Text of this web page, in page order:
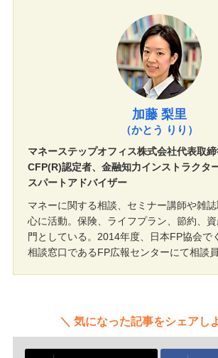
加藤 梨里
（かとう りり）
マネーステップオフィス株式会社代表取
CFP(R)認定者、金融知力インストラクタ
スパートアドバイザー
マネーに関する相談、セミナー講師や雑
心に活動。保険、ライフプラン、節約、
門としている。2014年度、日本FP協会で
相談窓口であるFP広報センターにて相談員
気になった記事をシェアし